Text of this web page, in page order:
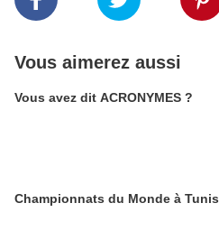
Vous aimerez aussi
Vous avez dit ACRONYMES ?
Championnats du Monde à Tunis